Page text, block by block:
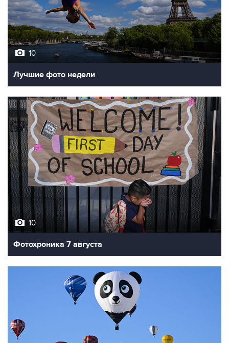
10
Лучшие фото недели
10
Фотохроника 7 августа